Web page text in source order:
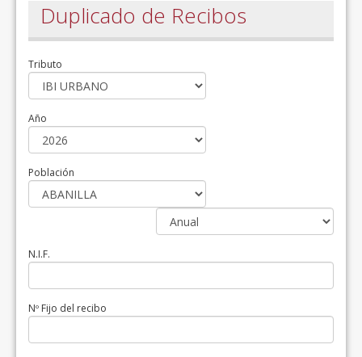
Duplicado de Recibos
Tributo
Año
Población
N.I.F.
Nº Fijo del recibo